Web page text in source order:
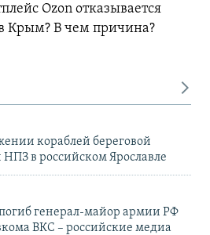
Ozon отказывается
Крым? В чем причина?
кораблей береговой
в российском Ярославле
генерал-майор армии РФ
ВКС – российские медиа